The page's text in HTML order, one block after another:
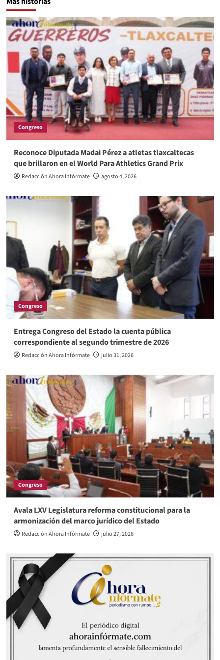
Congreso
Reconoce Diputada Madai Pérez a atletas tlaxcaltecas
que brillaron en el World Para Athletics Grand Prix
Redacción Ahora Infórmate agosto 4, 2026
Congreso
Entrega Congreso del Estado la cuenta pública
correspondiente al segundo trimestre de 2026
Redacción Ahora Infórmate julio 31, 2026
Congreso
Avala LXV Legislatura reforma constitucional para la
armonización del marco jurídico del Estado
Redacción Ahora Infórmate julio 27, 2026